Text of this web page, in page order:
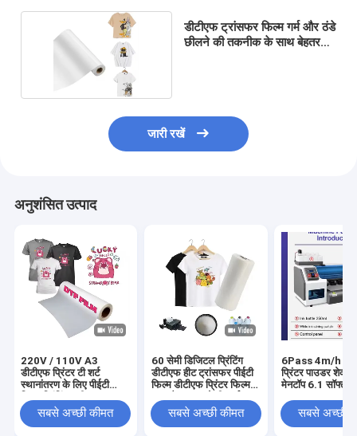
डीटीएफ ट्रांसफर फिल्म गर्म और ठंडे
छीलने की तकनीक के साथ बेहतर
जारी रखें
अनुशंसित उत्पाद
220V / 110V A3
डीटीएफ प्रिंटर टी शर्ट
स्थानांतरण के लिए पीईटी
सबसे अच्छी कीमत
60 सेमी डिजिटल प्रिंटिंग
डीटीएफ हीट ट्रांसफर पीईटी
फिल्म डीटीएफ प्रिंटर फिल्म
प्रिंटिंग डीटीएफ पेपर पीईटी
फिल्म
सबसे अच्छी कीमत
6Pass 4m/h
प्रिंटर पाउडर
मेनटॉप 6.1
सबसे अच्छी